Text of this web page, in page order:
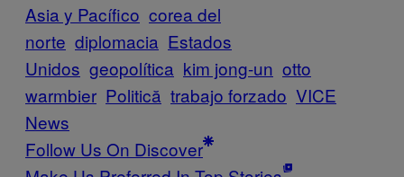
Asia y Pacífico corea del
norte diplomacia Estados
Unidos geopolítica kim jong-un otto
warmbier Politică trabajo forzado VICE
News
Follow Us On Discover